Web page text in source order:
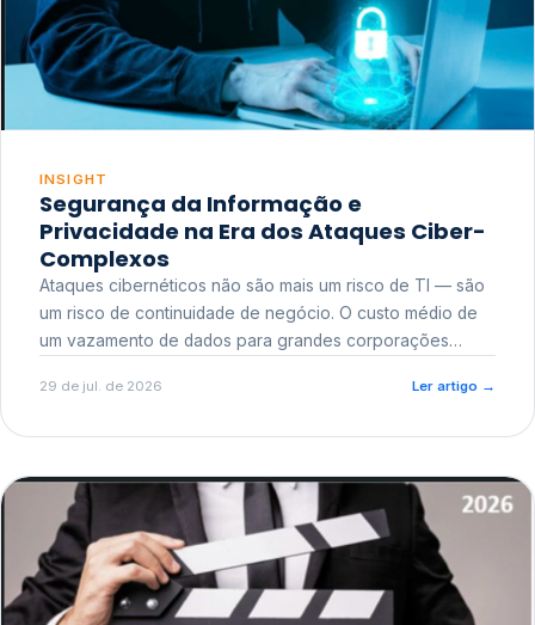
INSIGHT
Segurança da Informação e
Privacidade na Era dos Ataques Ciber-
Complexos
Ataques cibernéticos não são mais um risco de TI — são
um risco de continuidade de negócio. O custo médio de
um vazamento de dados para grandes corporações
reputacional e o risco regulatório junto a órgãos como a
29 de jul. de 2026 Ler artigo →